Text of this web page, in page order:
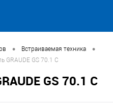
• Встраиваемая техника •
GRAUDE GS 70.1 C
GS 70.1 C